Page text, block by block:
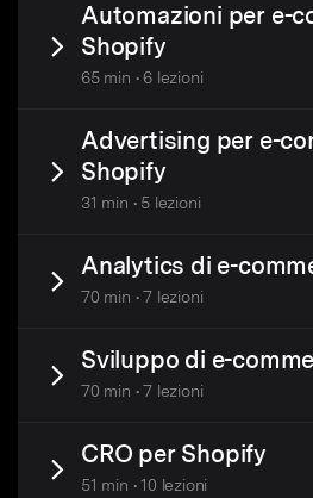
Automazioni per e-
Shopify
65 min • 6 lezioni
Advertising per e-
Shopify
31 min • 5 lezioni
Analytics di e-
70 min • 7 lezioni
Sviluppo di
70 min • 7 lezioni
CRO per Shopify
51 min • 10 lezioni